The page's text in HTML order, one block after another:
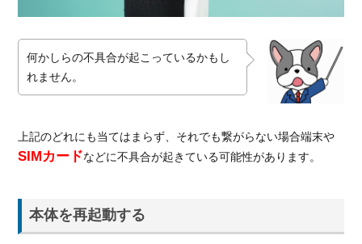
何かしらの不具合が起こっているかもし
れません。
上記のどれにも当てはまらず、それでも繋がらない場合端末や
SIMカードなどに不具合が起きている可能性があります。
本体を再起動する